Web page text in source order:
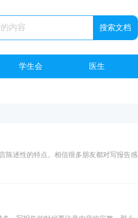
学生会 医生
陈述性的特点。相信很多朋友都对写报告感